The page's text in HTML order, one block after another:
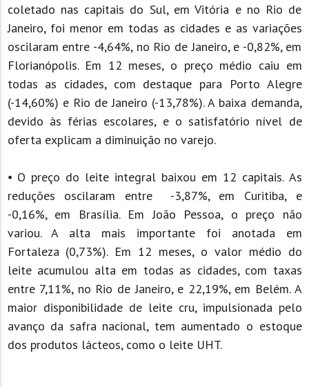
coletado nas capitais do Sul, em Vitória e no Rio de
Janeiro, foi menor em todas as cidades e as variações
oscilaram entre -4,64%, no Rio de Janeiro, e -0,82%, em
Florianópolis. Em 12 meses, o preço médio caiu em
todas as cidades, com destaque para Porto Alegre
(-14,60%) e Rio de Janeiro (-13,78%). A baixa demanda,
devido às férias escolares, e o satisfatório nível de
oferta explicam a diminuição no varejo.
⦁ O preço do leite integral baixou em 12 capitais. As
reduções oscilaram entre -3,87%, em Curitiba, e
-0,16%, em Brasília. Em João Pessoa, o preço não
variou. A alta mais importante foi anotada em
Fortaleza (0,73%). Em 12 meses, o valor médio do
leite acumulou alta em todas as cidades, com taxas
entre 7,11%, no Rio de Janeiro, e 22,19%, em Belém. A
maior disponibilidade de leite cru, impulsionada pelo
avanço da safra nacional, tem aumentado o estoque
dos produtos lácteos, como o leite UHT.